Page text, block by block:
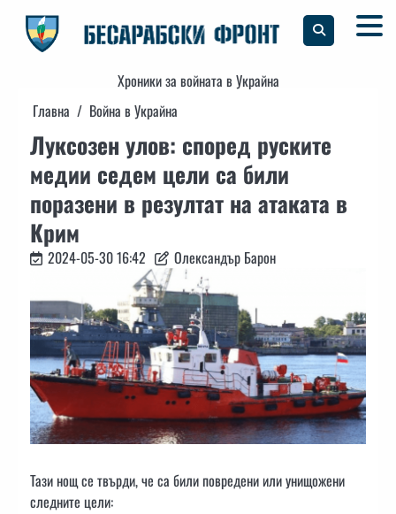
content
Хроники за войната в Украйна
Главна
Война в Украйна
Луксозен улов: според руските
медии седем цели са били
поразени в резултат на атаката в
Крим
2024-05-30 16:42 Олександър Барон
Тази нощ се твърди, че са били повредени или унищожени
следните цели: